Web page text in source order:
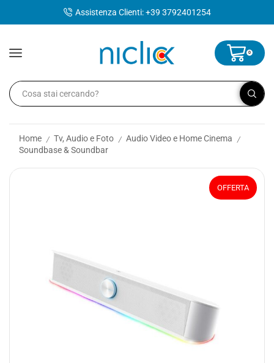
Assistenza Clienti: +39 3792401254
0
Home / Tv, Audio e Foto / Audio Video e Home Cinema /
Soundbase & Soundbar
OFFERTA